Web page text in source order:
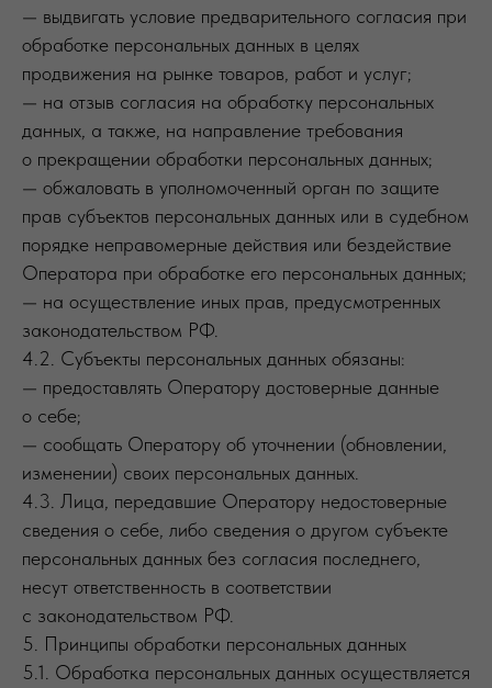
— выдвигать условие предварительного согласия при
обработке персональных данных в целях
продвижения на рынке товаров, работ и услуг;
— на отзыв согласия на обработку персональных
данных, а также, на направление требования
о прекращении обработки персональных данных;
— обжаловать в уполномоченный орган по защите
прав субъектов персональных данных или в судебном
порядке неправомерные действия или бездействие
Оператора при обработке его персональных данных;
— на осуществление иных прав, предусмотренных
законодательством РФ.
4.2. Субъекты персональных данных обязаны:
— предоставлять Оператору достоверные данные
о себе;
— сообщать Оператору об уточнении (обновлении,
изменении) своих персональных данных.
4.3. Лица, передавшие Оператору недостоверные
сведения о себе, либо сведения о другом субъекте
персональных данных без согласия последнего,
несут ответственность в соответствии
с законодательством РФ.
5. Принципы обработки персональных данных
5.1. Обработка персональных данных осуществляется